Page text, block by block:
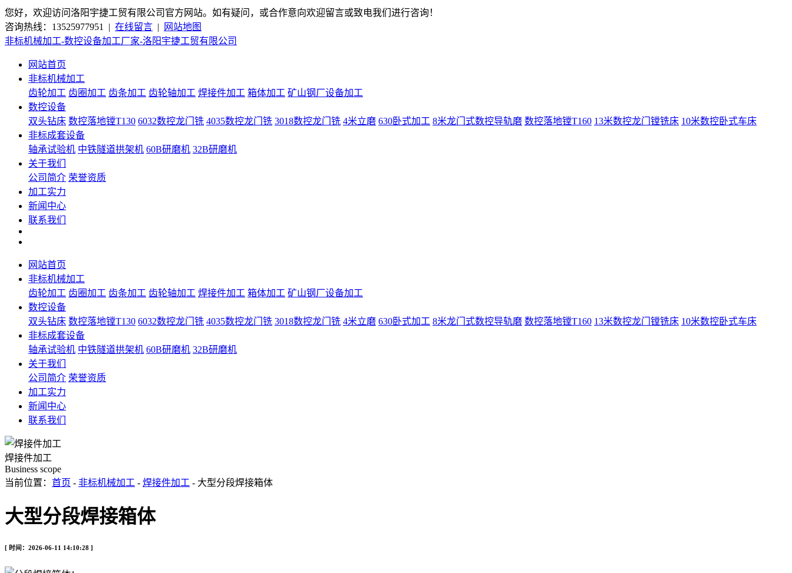
您好，欢迎访问洛阳宇捷工贸有限公司官方网站。如有疑问，或合作意向欢迎留言或致电我们进行咨询！
咨询热线：13525977951 | 在线留言 |
网站地图
非标机械加工-数控设备加工厂家-洛阳宇捷工贸有限公司
网站首页
非标机械加工
齿轮加工 齿圈加工 齿条加工 齿轮轴加工 焊接件加工 箱体加工 矿山钢厂设备加工
数控设备
双头钻床 数控落地镗T130 6032数控龙门铣 4035数控龙门铣 3018数控龙门铣 4米立磨 630卧式加工 8米龙门式数控导轨磨 数控落地镗T160 13米数控龙门镗铣床 10米数控卧式车床
非标成套设备
轴承试验机 中铁隧道拱架机 60B研磨机 32B研磨机
关于我们
公司简介 荣誉资质
加工实力
新闻中心
联系我们
网站首页
非标机械加工
齿轮加工 齿圈加工 齿条加工 齿轮轴加工 焊接件加工 箱体加工 矿山钢厂设备加工
数控设备
双头钻床 数控落地镗T130 6032数控龙门铣 4035数控龙门铣 3018数控龙门铣 4米立磨 630卧式加工 8米龙门式数控导轨磨 数控落地镗T160 13米数控龙门镗铣床 10米数控卧式车床
非标成套设备
轴承试验机 中铁隧道拱架机 60B研磨机 32B研磨机
关于我们
公司简介 荣誉资质
加工实力
新闻中心
联系我们
焊接件加工
Business scope
当前位置： 首页 - 非标机械加工 - 焊接件加工 - 大型分段焊接箱体
大型分段焊接箱体
[ 时间：2026-06-11 14:10:28 ]